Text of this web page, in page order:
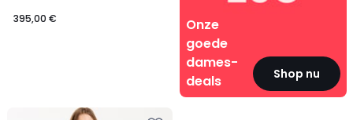
395,00 €
Onze
goede
dames-
deals
Shop nu